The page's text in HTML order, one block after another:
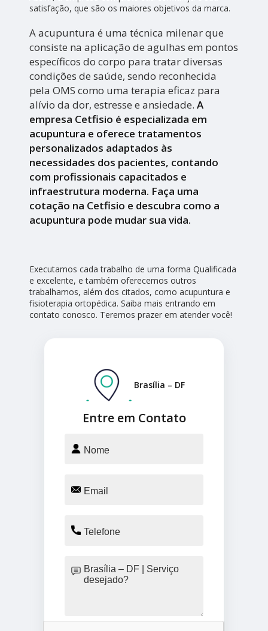
satisfação, que são os maiores objetivos da marca.
A acupuntura é uma técnica milenar que
consiste na aplicação de agulhas em pontos
específicos do corpo para tratar diversas
condições de saúde, sendo reconhecida
pela OMS como uma terapia eficaz para
alívio da dor, estresse e ansiedade.A
empresa Cetfisio é especializada em
acupuntura e oferece tratamentos
personalizados adaptados às
necessidades dos pacientes, contando
com profissionais capacitados e
infraestrutura moderna. Faça uma
cotação na Cetfisio e descubra como a
acupuntura pode mudar sua vida.
Executamos cada trabalho de uma forma Qualificada
e excelente, e também oferecemos outros
trabalhamos, além dos citados, como acupuntura e
fisioterapia ortopédica. Saiba mais entrando em
contato conosco. Teremos prazer em atender você!
Entre em Contato
Brasília – DF